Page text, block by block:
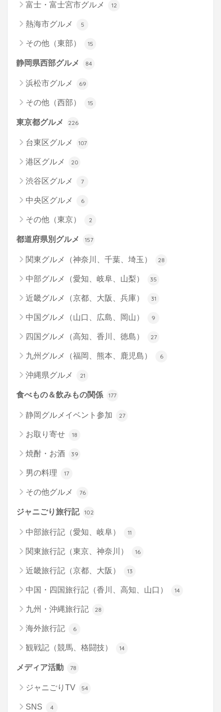
富士・富士宮市グルメ 12
熱海市グルメ 5
その他（東部） 15
静岡県西部グルメ 84
浜松市グルメ 69
その他（西部） 15
東京都グルメ 226
台東区グルメ 107
港区グルメ 20
渋谷区グルメ 7
中央区グルメ 6
その他（東京） 2
都道府県別グルメ 157
関東グルメ（神奈川、千葉、埼玉） 28
中部グルメ（愛知、岐阜、山梨） 35
近畿グルメ（京都、大阪、兵庫） 31
中国グルメ（山口、広島、岡山） 9
四国グルメ（高知、香川、徳島） 27
九州グルメ（福岡、熊本、鹿児島） 6
沖縄県グルメ 21
食べもの＆飲みもの関係 177
静岡グルメイベント参加 27
お取り寄せ 18
焼酎・お酒 39
男の料理 17
その他グルメ 76
ジャニごり旅行記 102
中部旅行記（愛知、岐阜） 11
関東旅行記（東京、神奈川） 16
近畿旅行記（京都、大阪） 13
中国・四国旅行記（香川、高知、山口） 14
九州・沖縄旅行記 28
海外旅行記 6
観戦記（競馬、格闘技） 14
メディア活動 78
ジャニごりTV 54
SNS 4